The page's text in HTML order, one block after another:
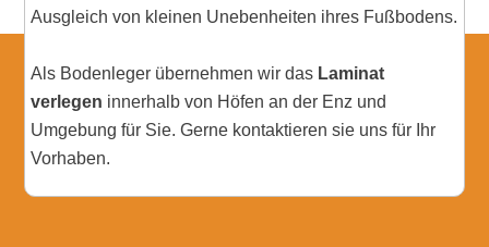
Ausgleich von kleinen Unebenheiten ihres Fußbodens.
Als Bodenleger übernehmen wir das Laminat
verlegen innerhalb von Höfen an der Enz und
Umgebung für Sie. Gerne kontaktieren sie uns für Ihr
Vorhaben.